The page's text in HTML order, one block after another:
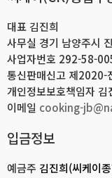
대표 김진희
사무실 경기 남양주시
사업자번호 292-58-
통신판매신고 제2020-
개인정보보호책임자 김
이메일 cooking-
입금정보
예금주 김진희(씨케이